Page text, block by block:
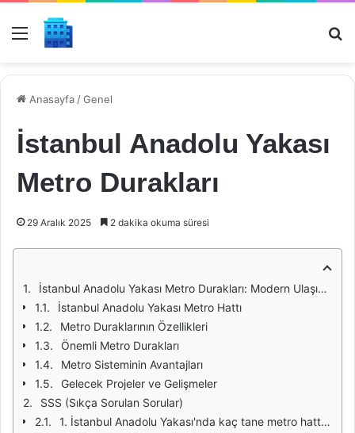
Menü
Anasayfa /Genel
İstanbul Anadolu Yakası
Metro Durakları
29 Aralık 2025 2 dakika okuma süresi
İstanbul Anadolu Yakası Metro Durakları: Modern Ulaşımın Kalbi
İstanbul Anadolu Yakası Metro Hattı
Metro Duraklarının Özellikleri
Önemli Metro Durakları
Metro Sisteminin Avantajları
Gelecek Projeler ve Gelişmeler
SSS (Sıkça Sorulan Sorular)
1. İstanbul Anadolu Yakası'nda kaç tane metro hattı bulunmaktadır?